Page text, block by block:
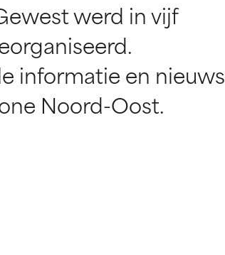
werd in vijf
informatie en nieuws
Noord-Oost.